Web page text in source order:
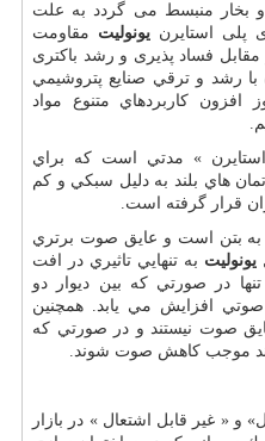
منبسط می گردد به علت
پلی استایرن یونولیت مقاومت
فساد پذیری و رشد باکتری
رشد و ترقي صنايع پتروشيمي
كاربرد‌هاي متنوع مواد
» مدتي است كه براي
هاي بلند به دليل سبكي و كم
قرار گرفته است.
به بتن است و عايق صوت برتري
يونوليت به تنهايي تاثيري در افت
در صورتي كه بين ديوار دو
افزايش مي يابد. همچنين
صوت نيستند و در صورتي كه
موجب كاهش صوت شوند.
و « غير قابل اشتعال » در بازار